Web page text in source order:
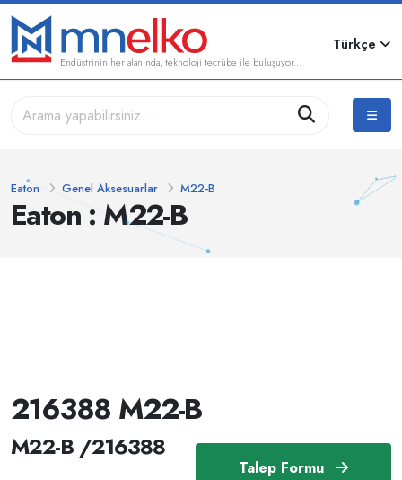
Endüstrinin her alanında, teknoloji tecrübe ile buluşuyor...
Türkçe
Eaton : M22-B
Eaton Genel Aksesuarlar M22-B
Talep Formu
216388 M22-B
M22-B /216388